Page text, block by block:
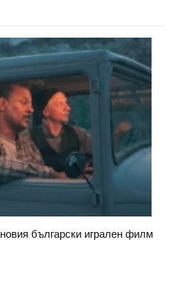
български игрален филм